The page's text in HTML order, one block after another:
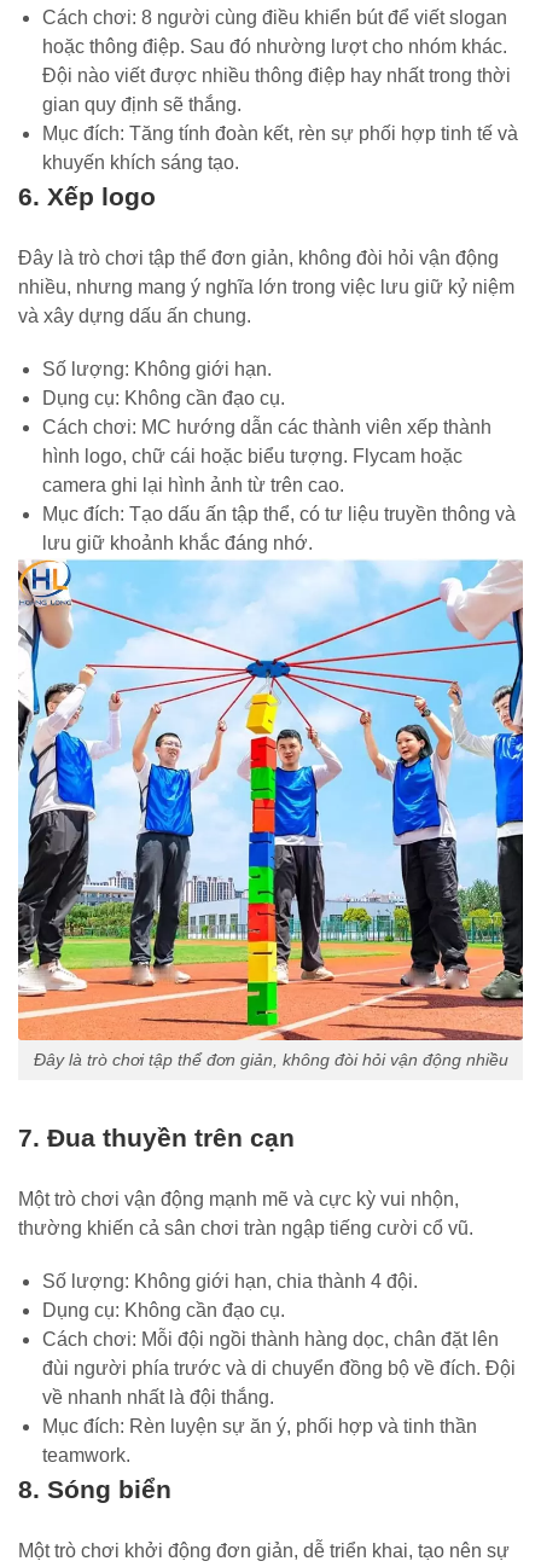
Cách chơi: 8 người cùng điều khiển bút để viết slogan
hoặc thông điệp. Sau đó nhường lượt cho nhóm khác.
Đội nào viết được nhiều thông điệp hay nhất trong thời
gian quy định sẽ thắng.
Mục đích: Tăng tính đoàn kết, rèn sự phối hợp tinh tế và
khuyến khích sáng tạo.
6. Xếp logo
Đây là trò chơi tập thể đơn giản, không đòi hỏi vận động
nhiều, nhưng mang ý nghĩa lớn trong việc lưu giữ kỷ niệm
và xây dựng dấu ấn chung.
Số lượng: Không giới hạn.
Dụng cụ: Không cần đạo cụ.
Cách chơi: MC hướng dẫn các thành viên xếp thành
hình logo, chữ cái hoặc biểu tượng. Flycam hoặc
camera ghi lại hình ảnh từ trên cao.
Mục đích: Tạo dấu ấn tập thể, có tư liệu truyền thông và
lưu giữ khoảnh khắc đáng nhớ.
Đây là trò chơi tập thể đơn giản, không đòi hỏi vận động nhiều
7. Đua thuyền trên cạn
Một trò chơi vận động mạnh mẽ và cực kỳ vui nhộn,
thường khiến cả sân chơi tràn ngập tiếng cười cổ vũ.
Số lượng: Không giới hạn, chia thành 4 đội.
Dụng cụ: Không cần đạo cụ.
Cách chơi: Mỗi đội ngồi thành hàng dọc, chân đặt lên
đùi người phía trước và di chuyển đồng bộ về đích. Đội
về nhanh nhất là đội thắng.
Mục đích: Rèn luyện sự ăn ý, phối hợp và tinh thần
teamwork.
8. Sóng biển
Một trò chơi khởi động đơn giản, dễ triển khai, tạo nên sự